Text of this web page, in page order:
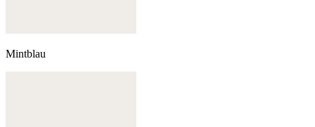
Mintblau